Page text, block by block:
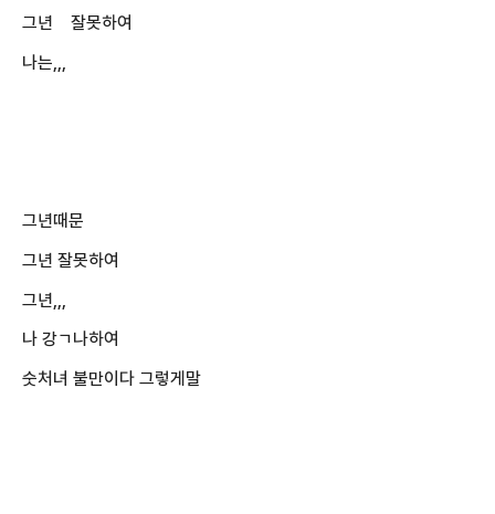
그년 잘못하여
나는,,,
그년때문
그년 잘못하여
그년,,,
나 강ㄱ나하여
숫처녀 불만이다 그렇게말